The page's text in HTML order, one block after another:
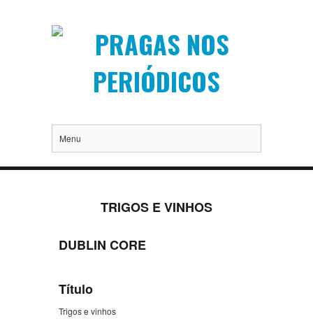
Menu
TRIGOS E VINHOS
DUBLIN CORE
Título
Trigos e vinhos